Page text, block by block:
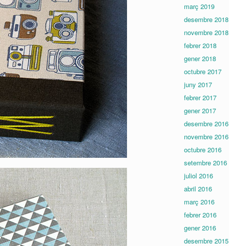
març 2019
desembre 2018
novembre 2018
febrer 2018
gener 2018
octubre 2017
juny 2017
febrer 2017
gener 2017
desembre 2016
novembre 2016
octubre 2016
setembre 2016
juliol 2016
abril 2016
març 2016
febrer 2016
gener 2016
desembre 2015